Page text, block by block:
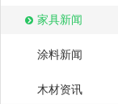
家具新闻
涂料新闻
木材资讯